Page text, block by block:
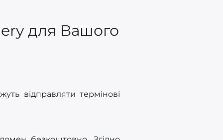
для Вашого
відправляти термінові